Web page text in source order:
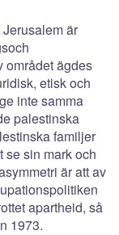
är
området ägdes
etisk och
inte samma
palestinska
familjer
se sin mark och
är att av
apartheid, så
1973.